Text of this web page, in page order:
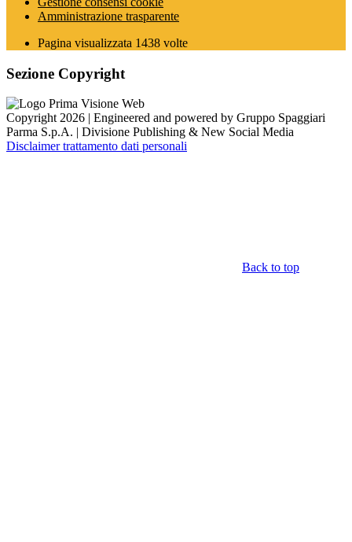
Amministrazione trasparente
Pagina visualizzata 1438 volte
Sezione Copyright
Copyright 2026 | Engineered and powered by Gruppo Spaggiari
Parma S.p.A. | Divisione Publishing & New Social Media
Disclaimer trattamento dati personali
Back to top